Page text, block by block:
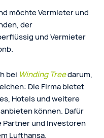
möchte Vermieter und
der
und Vermieter
bei Winding Treedarum,
Die Firma bietet
Hotels und weitere
können. Dafür
Partner und Investoren
Lufthansa.